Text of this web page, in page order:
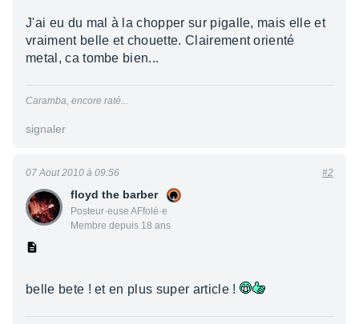
J'ai eu du mal à la chopper sur pigalle, mais elle et
vraiment belle et chouette. Clairement orienté
metal, ca tombe bien...
Caramba, encore raté...
signaler
floyd the barber
Posteur·euse AFfolé·e
Membre depuis 18 ans
07 Aout 2010 à 09:56 #2
belle bete ! et en plus super article !